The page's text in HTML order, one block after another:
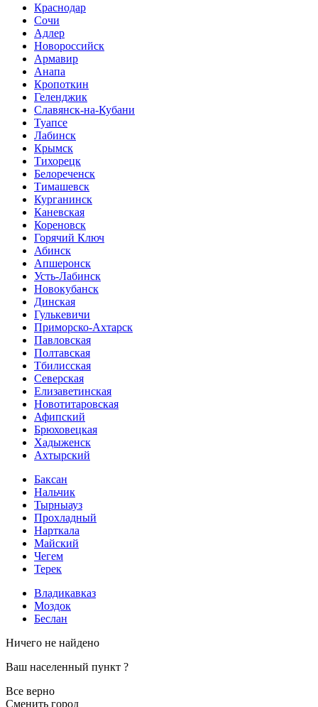
Краснодар
Сочи
Адлер
Новороссийск
Армавир
Анапа
Кропоткин
Геленджик
Славянск-на-Кубани
Туапсе
Лабинск
Крымск
Тихорецк
Белореченск
Тимашевск
Курганинск
Каневская
Кореновск
Горячий Ключ
Абинск
Апшеронск
Усть-Лабинск
Новокубанск
Динская
Гулькевичи
Приморско-Ахтарск
Павловская
Полтавская
Тбилисская
Северская
Елизаветинская
Новотитаровская
Афипский
Брюховецкая
Хадыженск
Ахтырский
Баксан
Нальчик
Тырныауз
Прохладный
Нарткала
Майский
Чегем
Терек
Владикавказ
Моздок
Беслан
Ничего не найдено
Ваш населенный пункт ?
Все верно
Сменить город